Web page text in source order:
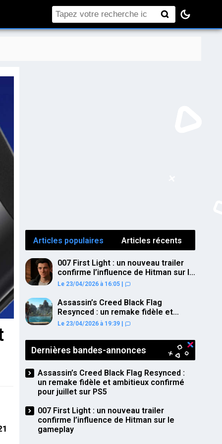
Rechercher
Articles populaires Articles récents
007 First Light : un nouveau trailer
confirme l’influence de Hitman sur le
gameplay
Le 23/04/2026 à 16:05
Assassin’s Creed Black Flag
Resynced : un remake fidèle et
ambitieux confirmé pour juillet sur
Le 23/04/2026 à 19:39
Dernières bandes-annonces
Assassin’s Creed Black Flag Resynced :
un remake fidèle et ambitieux confirmé
pour juillet sur PS5
007 First Light : un nouveau trailer
confirme l’influence de Hitman sur le
gameplay